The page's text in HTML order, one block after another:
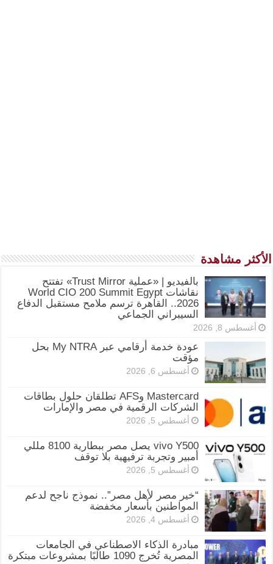
الأكثر مشاهدة
بالفيديو | «عملية Trust Mirror» تفتتح
نقاشات World CIO 200 Summit Egypt
2026.. القاهرة ترسم ملامح مستقبل الدفاع
السيبراني الجماعي
أغسطس 8, 2026
عودة خدمة أرقامي عبر My NTRA بحل
مؤقت
أغسطس 6, 2026
Mastercard وAFS تطلقان حلول بطاقات
الشركات الرقمية في مصر والإمارات
أغسطس 5, 2026
vivo Y500 يصل مصر ببطارية 8100 مللي
أمبير وتجربة ترفيهية بلا توقف
أغسطس 5, 2026
“خير مصر لأهل مصر”.. نموذج ناجح لدعم
المواطنين بأسعار مخفضة
أغسطس 4, 2026
مبادرة الذكاء الاصطناعي في الجامعات
المصرية تُخرج 1090 طالبًا بمشروعات مبتكرة